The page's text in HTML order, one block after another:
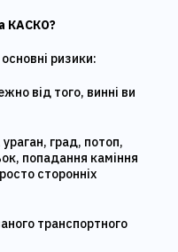
КАСКО?
ризики:
від того, винні ви
град, потоп,
попадання каміння
сторонніх
транспортного